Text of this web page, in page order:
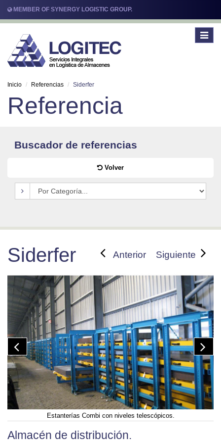
MEMBER OF SYNERGY LOGISTIC GROUP.
Toggle
Inicio Referencias Siderfer
Referencia
Buscador de referencias
Volver
Anterior Siguiente
Siderfer
Estanterías Combi con niveles telescópicos.
Almacén de distribución.